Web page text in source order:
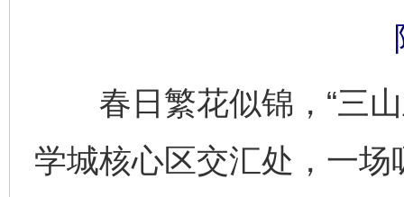
春日繁花似锦，“三山
学城核心区交汇处，一